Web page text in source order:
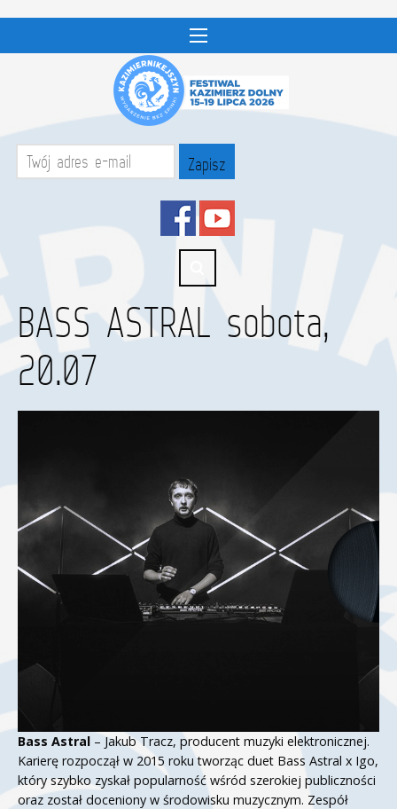
BASS ASTRAL sobota,
20.07
Bass Astral – Jakub Tracz, producent muzyki elektronicznej.
Karierę rozpoczął w 2015 roku tworząc duet Bass Astral x Igo,
który szybko zyskał popularność wśród szerokiej publiczności
oraz został doceniony w środowisku muzycznym. Zespół